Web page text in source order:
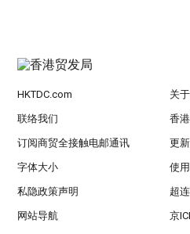
HKTDC.com 关
联络我们 香
订阅商贸全接触电邮通讯 更
字体大小 使
私隐政策声明 超
网站导航 京